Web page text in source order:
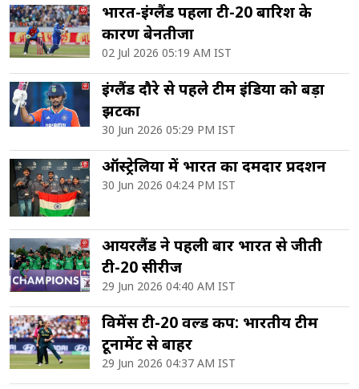
भारत-इंग्लैंड पहला टी-20 बारिश के
कारण बेनतीजा
02 Jul 2026 05:19 AM IST
इंग्लैंड दौरे से पहले टीम इंडिया को बड़ा
झटका
30 Jun 2026 05:29 PM IST
ऑस्ट्रेलिया में भारत का दमदार प्रदर्शन
30 Jun 2026 04:24 PM IST
आयरलैंड ने पहली बार भारत से जीती
टी-20 सीरीज
29 Jun 2026 04:40 AM IST
विमेंस टी-20 वर्ल्ड कप: भारतीय टीम
टूर्नामेंट से बाहर
29 Jun 2026 04:37 AM IST